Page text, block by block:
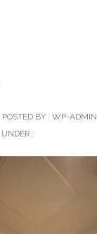
POSTED BY : WP-ADMIN
UNDER :